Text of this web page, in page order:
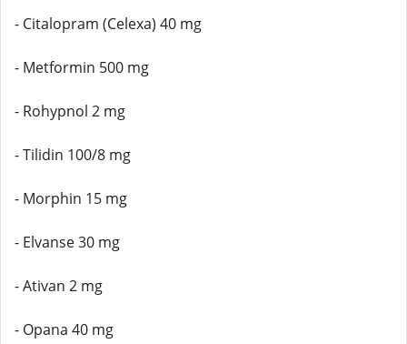
- Citalopram (Celexa) 40 mg
- Metformin 500 mg
- Rohypnol 2 mg
- Tilidin 100/8 mg
- Morphin 15 mg
- Elvanse 30 mg
- Ativan 2 mg
- Opana 40 mg